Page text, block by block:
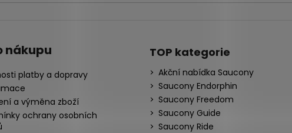
nákupu
platby a dopravy
a výměna zboží
ochrany osobních
TOP kategorie
Akční nabídka Saucony
Saucony Endorphin
Saucony Freedom
Saucony Guide
Saucony Ride